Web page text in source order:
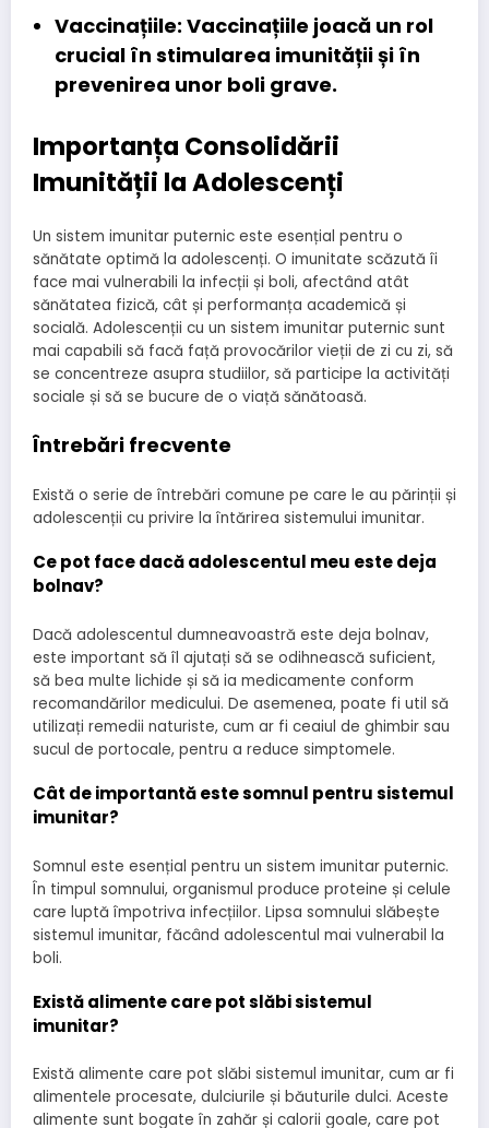
Vaccinațiile: Vaccinațiile joacă un rol
crucial în stimularea imunității și în
prevenirea unor boli grave.
Importanța Consolidării
Imunității la Adolescenți
Un sistem imunitar puternic este esențial pentru o
sănătate optimă la adolescenți. O imunitate scăzută îi
face mai vulnerabili la infecții și boli, afectând atât
sănătatea fizică, cât și performanța academică și
socială. Adolescenții cu un sistem imunitar puternic sunt
mai capabili să facă față provocărilor vieții de zi cu zi, să
se concentreze asupra studiilor, să participe la activități
sociale și să se bucure de o viață sănătoasă.
Întrebări frecvente
Există o serie de întrebări comune pe care le au părinții și
adolescenții cu privire la întărirea sistemului imunitar.
Ce pot face dacă adolescentul meu este deja
bolnav?
Dacă adolescentul dumneavoastră este deja bolnav,
este important să îl ajutați să se odihnească suficient,
să bea multe lichide și să ia medicamente conform
recomandărilor medicului. De asemenea, poate fi util să
utilizați remedii naturiste, cum ar fi ceaiul de ghimbir sau
sucul de portocale, pentru a reduce simptomele.
Cât de importantă este somnul pentru sistemul
imunitar?
Somnul este esențial pentru un sistem imunitar puternic.
În timpul somnului, organismul produce proteine și celule
care luptă împotriva infecțiilor. Lipsa somnului slăbește
sistemul imunitar, făcând adolescentul mai vulnerabil la
boli.
Există alimente care pot slăbi sistemul
imunitar?
Există alimente care pot slăbi sistemul imunitar, cum ar fi
alimentele procesate, dulciurile și băuturile dulci. Aceste
alimente sunt bogate în zahăr și calorii goale, care pot